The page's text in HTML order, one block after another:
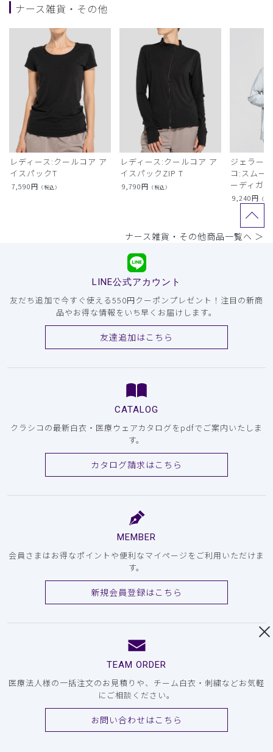
ナース雑貨・その他
レディース:クールコア ア
イスパックT
7,590円 （税込）
レディース:クールコア ア
イスパックZIP T
9,790円 （税込）
ジェラー
コ:スムー
ーディガン
9,240円 （税
ナース雑貨・その他商品一覧へ ＞
LINE公式アカウント
友だち追加で今すぐ使える550円クーポンプレゼント！注目の新商
品やお得な情報をいち早くお届けします。
友達追加はこちら
CATALOG
クラシコの最新白衣・医療ウェアカタログをpdfでご案内いたしま
す。
カタログ請求はこちら
MEMBER
会員さまはお得なポイントや便利なマイページをご利用いただけま
す。
新規会員登録はこちら
TEAM ORDER
医療法人様の一括注文のお見積りや、チーム白衣・刺繍などお気軽
にご相談ください。
お問い合わせはこちら